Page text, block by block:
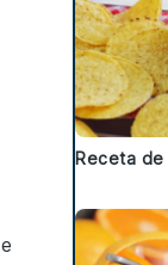
Receta de